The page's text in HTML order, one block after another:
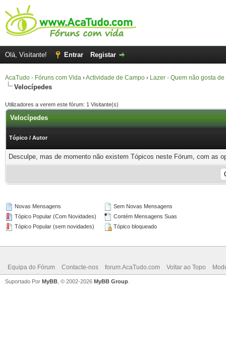
Olá, Visitante! Entrar Registar
AcaTudo - Fóruns com Vida ›Actividade de Campo › Lazer - Quem não gosta
Velocípedes
Utilizadores a verem este fórum: 1 Visitante(s)
Velocípedes
Tópico / Autor
Desculpe, mas de momento não existem Tópicos neste Fórum, com as
Novas Mensagens
Tópico Popular (Com Novidades)
Tópico Popular (sem novidades)
Sem Novas Mensagens
Contém Mensagens Suas
Tópico bloqueado
Equipa do Fórum Contacte-nos forum.AcaTudo.com Voltar ao Topo
Suportado Por MyBB , © 2002-2026 MyBB Group